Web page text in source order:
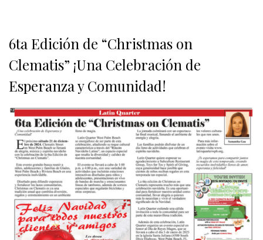
6ta Edición de “Christmas on
Clematis” ¡Una Celebración de
Esperanza y Comunidad!